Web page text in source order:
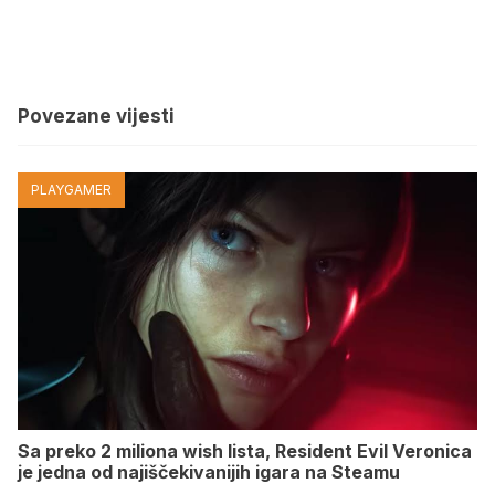
Povezane vijesti
PLAYGAMER
Sa preko 2 miliona wish lista, Resident Evil Veronica
je jedna od najiščekivanijih igara na Steamu